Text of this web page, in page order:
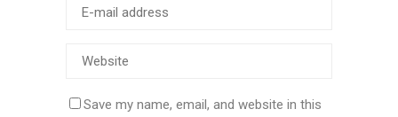
Save my name, email, and website in this